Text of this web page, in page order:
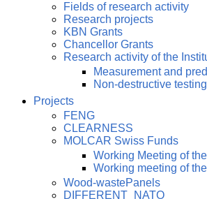
Fields of research activity
Research projects
KBN Grants
Chancellor Grants
Research activity of the
Measurement and
Non-destructive
Projects
FENG
CLEARNESS
MOLCAR Swiss Funds
Working Meeting of
Working meeting of
Wood-wastePanels
DIFFERENT_NATO